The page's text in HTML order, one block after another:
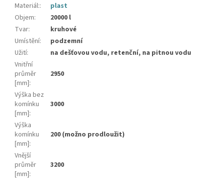
Materiál::
plast
Objem:
20000 l
Tvar:
kruhové
Umístění:
podzemní
Užití:
na dešťovou vodu, retenční, na pitnou vodu
Vnitřní
průměr
[mm]:
2950
Výška bez
komínku
[mm]:
3000
Výška
komínku
[mm]:
200 (možno prodloužit)
Vnější
průměr
[mm]:
3200